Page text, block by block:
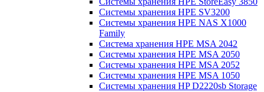
Системы хранения HPE SV3200
Системы хранения HPE NAS X1000
Family
Система хранения HPE MSA 2042
Системы хранения HPE MSA 2050
Системы хранения HPE MSA 2052
Системы хранения HPE MSA 1050
Системы хранения HP D2220sb Storage